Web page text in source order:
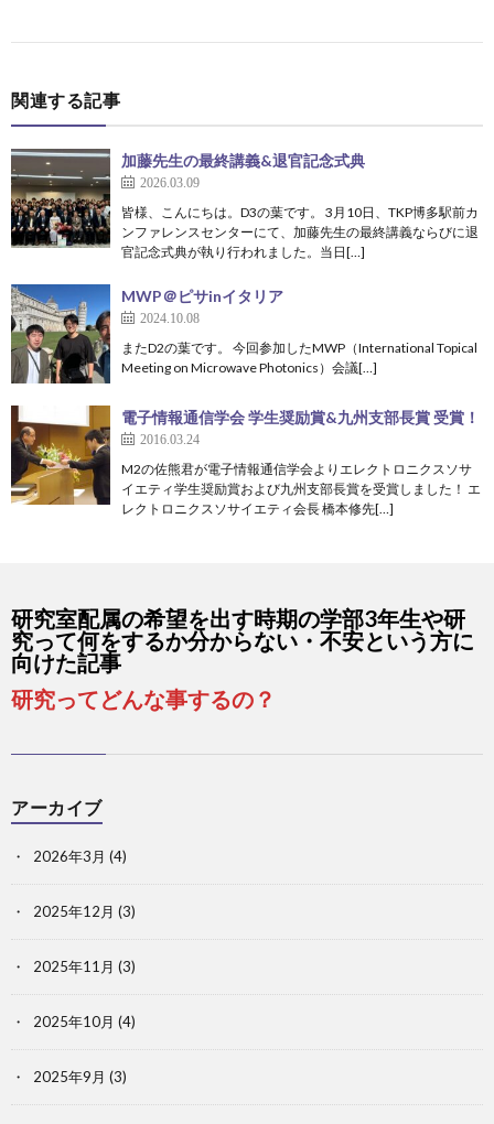
関連する記事
加藤先生の最終講義&退官記念式典
2026.03.09
皆様、こんにちは。D3の葉です。 3月10日、TKP博多駅前カ
ンファレンスセンターにて、加藤先生の最終講義ならびに退
官記念式典が執り行われました。当日[…]
MWP＠ピサinイタリア
2024.10.08
またD2の葉です。 今回参加したMWP（International Topical
Meeting on Microwave Photonics）会議[…]
電子情報通信学会 学生奨励賞&九州支部長賞 受賞！
2016.03.24
M2の佐熊君が電子情報通信学会よりエレクトロニクスソサ
イエティ学生奨励賞および九州支部長賞を受賞しました！ エ
レクトロニクスソサイエティ会長 橋本修先[…]
研究室配属の希望を出す時期の学部3年生や研
究って何をするか分からない・不安という方に
向けた記事
研究ってどんな事するの？
アーカイブ
2026年3月 (4)
2025年12月 (3)
2025年11月 (3)
2025年10月 (4)
2025年9月 (3)